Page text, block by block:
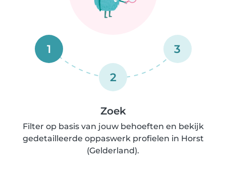
1
2
3
Zoek
Filter op basis van jouw behoeften en bekijk
gedetailleerde oppaswerk profielen in Horst
(Gelderland).